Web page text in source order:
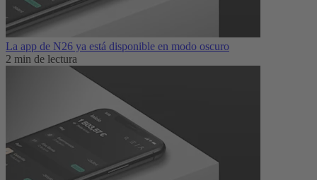
La app de N26 ya está disponible en modo oscuro
2 min de lectura